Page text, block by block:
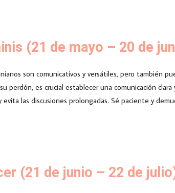
(21 de mayo – 20 de
son comunicativos y versátiles, pero también
perdón, es crucial establecer una comunicación
evita las discusiones prolongadas. Sé paciente y
(21 de junio – 22 de